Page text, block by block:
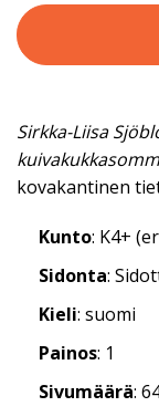
Sirkka-Liisa
kovakantinen
Kunto: K4+
Sidonta:
Kieli: suomi
Painos: 1
Sivumäärä: